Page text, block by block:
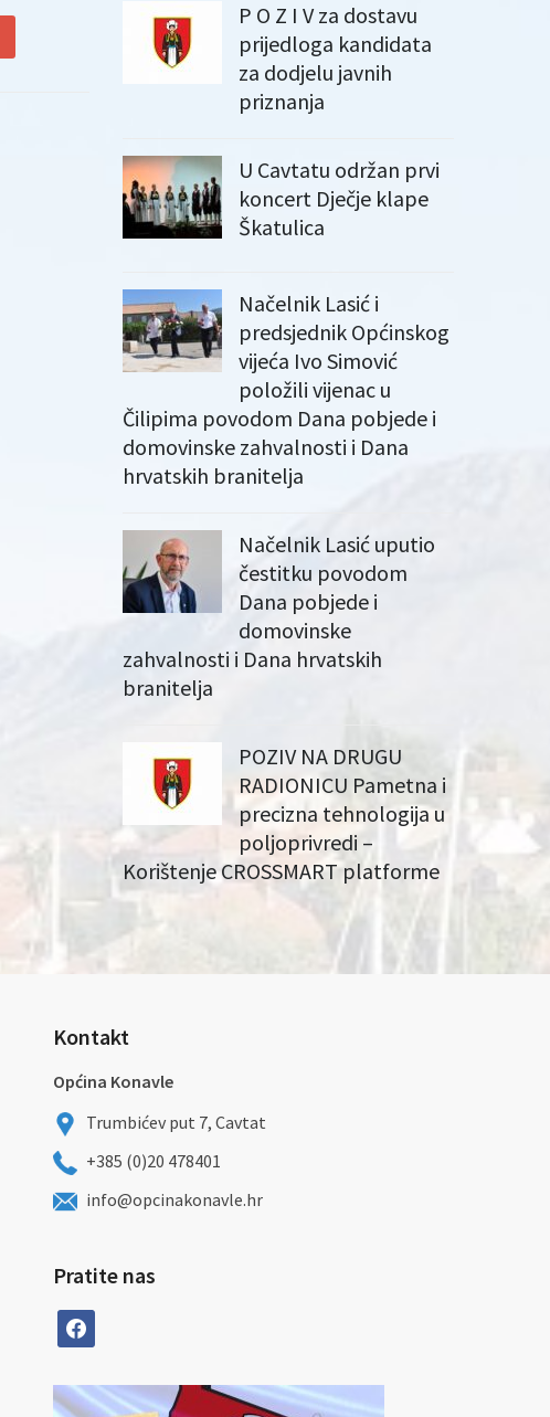
P O Z I V za dostavu
prijedloga kandidata
za dodjelu javnih
priznanja
U Cavtatu održan prvi
koncert Dječje klape
Škatulica
Načelnik Lasić i
predsjednik Općinskog
vijeća Ivo Simović
položili vijenac u
Čilipima povodom Dana pobjede i
domovinske zahvalnosti i Dana
hrvatskih branitelja
Načelnik Lasić uputio
čestitku povodom
Dana pobjede i
domovinske
zahvalnosti i Dana hrvatskih
branitelja
POZIV NA DRUGU
RADIONICU Pametna i
precizna tehnologija u
poljoprivredi –
Korištenje CROSSMART platforme
Kontakt
Općina Konavle
Trumbićev put 7, Cavtat
+385 (0)20 478401
info@opcinakonavle.hr
Pratite nas
facebook